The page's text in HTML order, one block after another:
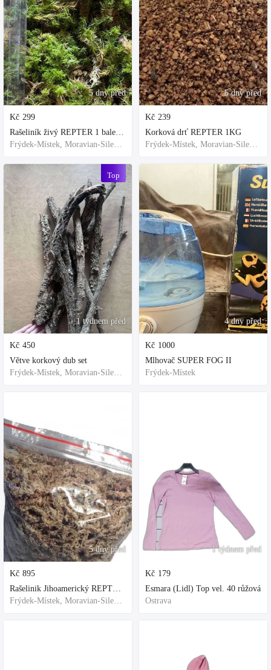
5 dny před
Kč 299
Rašeliník živý REPTER 1 balení - násada, TOP kvalita 30cm-30cm-8cm
Frýdek-Místek, Moravian-Silesian Region,Others
1 týdnem před
Top
Kč 450
Větve korkový dub set
Frýdek-Místek, Moravian-Silesian Region,Others
5 dny před
Kč 895
Rašelinik Jihoamerický REPTER - 5 balení - 500g -
Frýdek-Místek, Moravian-Silesian Region,Others
5 dny před
Kč 239
Korková drť REPTER 1KG
Frýdek-Místek, Moravian-Silesian Region,Others
4 dny před
Kč 1000
Mlhovač SUPER FOG II
Frýdek-Místek
1 týdnem před
Kč 179
Esmara (Lidl) Top vel. 40 růžová
Ostrava